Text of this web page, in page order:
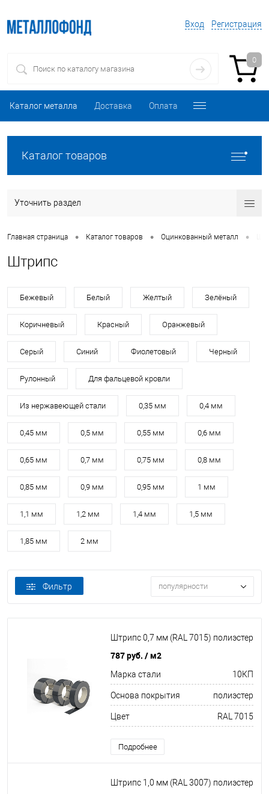
Вход Регистрация
0
Каталог металла Доставка Оплата
Каталог товаров
Уточнить раздел
Главная страница • Каталог товаров • Оцинкованный металл •
Штрипс
Бежевый Белый Желтый Зелёный
Коричневый Красный Оранжевый
Серый Синий Фиолетовый Черный
Рулонный Для фальцевой кровли
Из нержавеющей стали 0,35 мм 0,4 мм
0,45 мм 0,5 мм 0,55 мм 0,6 мм
0,65 мм 0,7 мм 0,75 мм 0,8 мм
0,85 мм 0,9 мм 0,95 мм 1 мм
1,1 мм 1,2 мм 1,4 мм 1,5 мм
1,85 мм 2 мм
Фильтр популярности
Штрипс 0,7 мм (RAL 7015) полиэстер
787 руб. / м2
Марка стали 10КП
Основа покрытия полиэстер
Цвет RAL 7015
Подробнее
Штрипс 1,0 мм (RAL 3007) полиэстер